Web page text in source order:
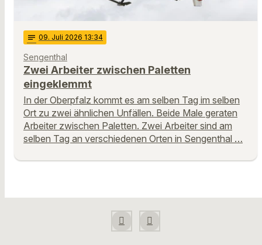
notes 09. Juli 2026 13:34
Sengenthal
Zwei Arbeiter zwischen Paletten
eingeklemmt
In der Oberpfalz kommt es am selben Tag im selben
Ort zu zwei ähnlichen Unfällen. Beide Male geraten
Arbeiter zwischen Paletten. Zwei Arbeiter sind am
selben Tag an verschiedenen Orten in Sengenthal …